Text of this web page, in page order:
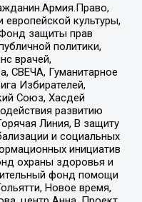
культуры,
защиты прав
политики,
врачей,
Гуманитарное
Избирателей,
Союз, Хасдей
развитию
Линия, В защиту
и социальных
инициатив
охраны здоровья и
фонд помощи
Новое время,